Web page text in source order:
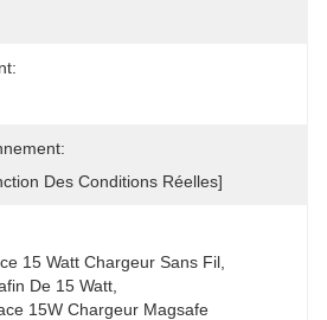
Des Conditions Réelles]
15 Watt Chargeur Sans Fil
De 15 Watt
15W Chargeur Magsafe